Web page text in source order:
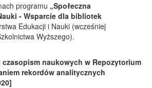
programu „Społeczna
- Wsparcie dla bibliotek
Edukacji i Nauki (wcześniej
Wyższego).
naukowych w Repozytorium
rekordów analitycznych